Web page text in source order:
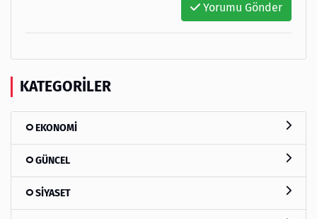
Yorumu Gönder
KATEGORILER
EKONOMİ
GÜNCEL
SİYASET